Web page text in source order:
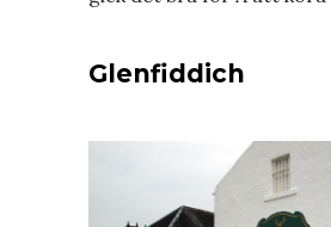
Glenfiddich